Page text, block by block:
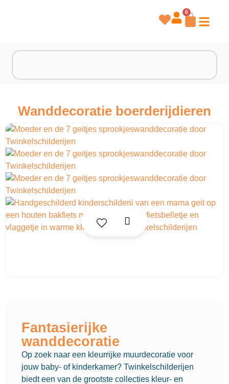
0
Wanddecoratie boerderijdieren
Fantasierijke
wanddecoratie
Op zoek naar een kleurrijke muurdecoratie voor
jouw baby- of kinderkamer? Twinkelschilderijen
biedt een van de grootste collecties kleur- en